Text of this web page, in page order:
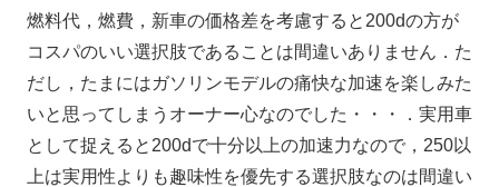
燃料代，燃費，新車の価格差を考慮すると200dの方が
コスパのいい選択肢であることは間違いありません．た
だし，たまにはガソリンモデルの痛快な加速を楽しみた
いと思ってしまうオーナー心なのでした・・・．実用車
として捉えると200dで十分以上の加速力なので，250以
上は実用性よりも趣味性を優先する選択肢なのは間違い